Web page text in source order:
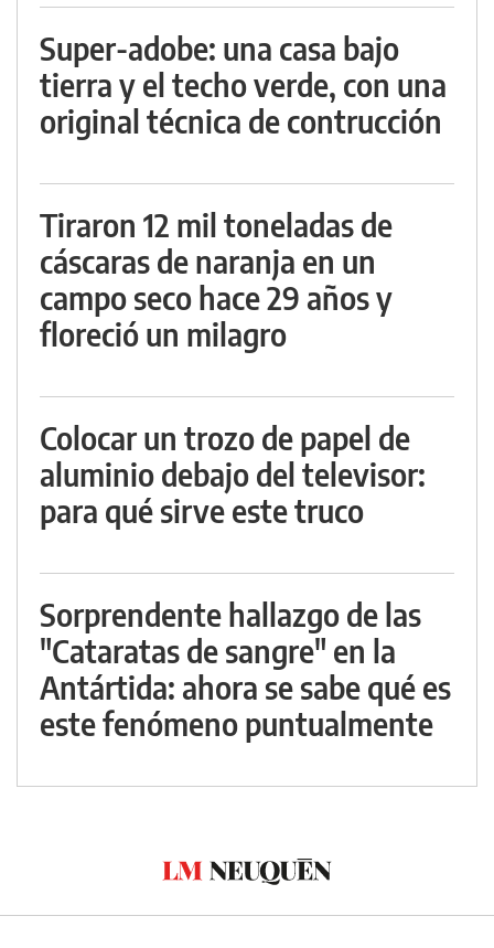
Super-adobe: una casa bajo
tierra y el techo verde, con una
original técnica de contrucción
Tiraron 12 mil toneladas de
cáscaras de naranja en un
campo seco hace 29 años y
floreció un milagro
Colocar un trozo de papel de
aluminio debajo del televisor:
para qué sirve este truco
Sorprendente hallazgo de las
"Cataratas de sangre" en la
Antártida: ahora se sabe qué es
este fenómeno puntualmente